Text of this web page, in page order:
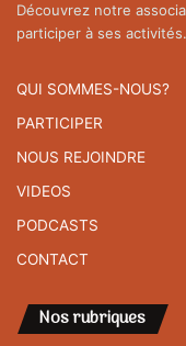
Découvrez notre
participer à ses activités.
QUI SOMMES-NOUS?
PARTICIPER
NOUS REJOINDRE
VIDEOS
PODCASTS
CONTACT
Nos rubriques